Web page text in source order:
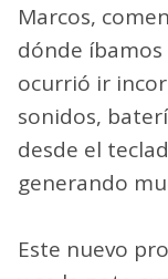
Marcos,
dónde íbamos
ocurrió ir
sonidos,
desde el
generando
Este nuevo